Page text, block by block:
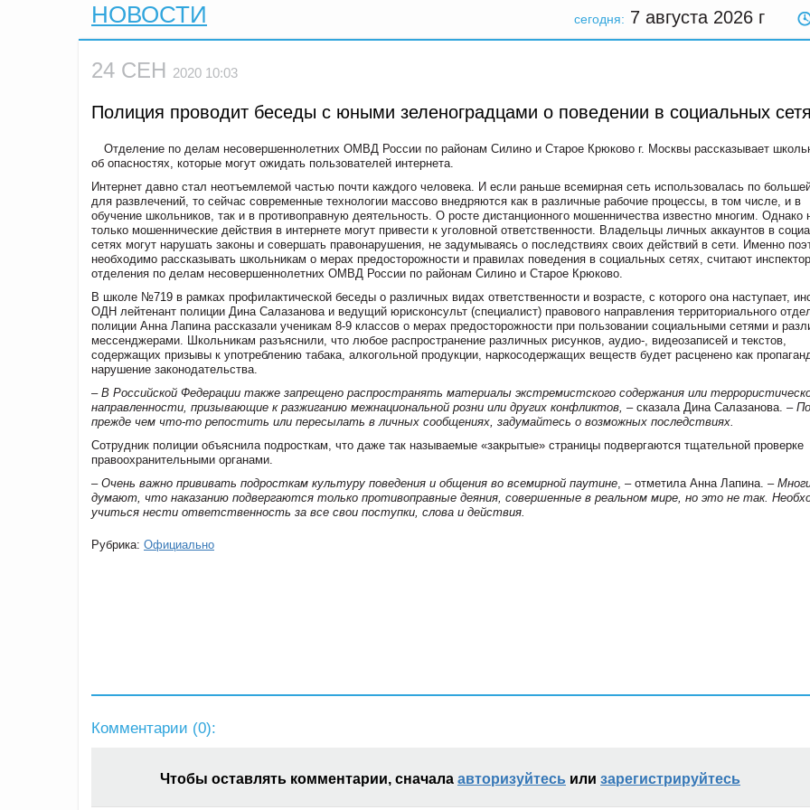
сегодня: 7 августа 2026 г
НОВОСТИ
24 СЕН 2020 10:03
Полиция проводит беседы с юными зеленоградцами о поведении в социальных
Отделение по делам несовершеннолетних ОМВД России по районам Силино и Старое Крюково г. Москвы рассказывает
об опасностях, которые могут ожидать пользователей интернета.
Интернет давно стал неотъемлемой частью почти каждого человека. И если раньше всемирная сеть использовалась по
для развлечений, то сейчас современные технологии массово внедряются как в различные рабочие процессы, в том числе, и в
обучение школьников, так и в противоправную деятельность. О росте дистанционного мошенничества известно многим. Однако
только мошеннические действия в интернете могут привести к уголовной ответственности. Владельцы личных аккаунтов в
сетях могут нарушать законы и совершать правонарушения, не задумываясь о последствиях своих действий в сети. Именно
необходимо рассказывать школьникам о мерах предосторожности и правилах поведения в социальных сетях, считают
отделения по делам несовершеннолетних ОМВД России по районам Силино и Старое Крюково.
В школе №719 в рамках профилактической беседы о различных видах ответственности и возрасте, с которого она наступает,
ОДН лейтенант полиции Дина Салазанова и ведущий юрисконсульт (специалист) правового направления территориального
полиции Анна Лапина рассказали ученикам 8-9 классов о мерах предосторожности при пользовании социальными сетями и
мессенджерами. Школьникам разъяснили, что любое распространение различных рисунков, аудио-, видеозаписей и текстов,
содержащих призывы к употреблению табака, алкогольной продукции, наркосодержащих веществ будет расценено как
нарушение законодательства.
– В Российской Федерации также запрещено распространять материалы экстремистского содержания или
направленности, призывающие к разжиганию межнациональной розни или других конфликтов, – сказала Дина Салазанова. –
прежде чем что-то репостить или пересылать в личных сообщениях, задумайтесь о возможных последствиях.
Сотрудник полиции объяснила подросткам, что даже так называемые «закрытые» страницы подвергаются тщательной проверке
правоохранительными органами.
– Очень важно прививать подросткам культуру поведения и общения во всемирной паутине, – отметила Анна Лапина. –
думают, что наказанию подвергаются только противоправные деяния, совершенные в реальном мире, но это не так.
учиться нести ответственность за все свои поступки, слова и действия.
Рубрика: Официально
Комментарии (0):
Чтобы оставлять комментарии, сначала авторизуйтесь или зарегистрируйтесь